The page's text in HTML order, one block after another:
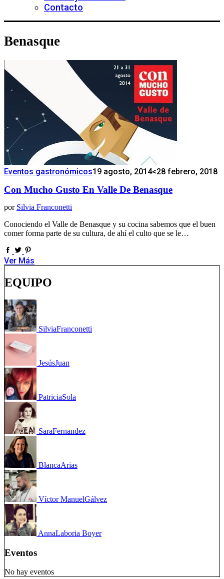
Contacto
Benasque
Eventos gastronómicos19 agosto, 2014<28 febrero, 2018
Con Mucho Gusto En Valle De Benasque
por Silvia Franconetti
Conociendo el Valle de Benasque y su cocina sabemos que el buen
comer forma parte de su cultura, de ahí el culto que se le…
Ver Más
EQUIPO
SilviaFranconetti
JesúsJuan
PatriciaSola
SaraFernandez
BlancaArias
Víctor ManuelGálvez
AnnaLaboria Boyer
Eventos
No hay eventos